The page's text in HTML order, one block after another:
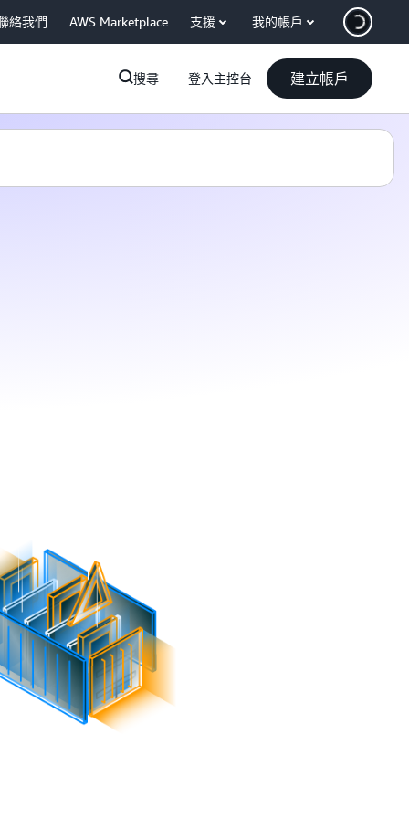
絡我們 AWS Marketplace 支援 我的帳戶
搜尋 登入主控台 建立帳戶